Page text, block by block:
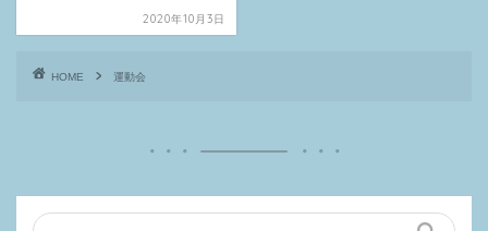
2020年10月3日
HOME 運動会